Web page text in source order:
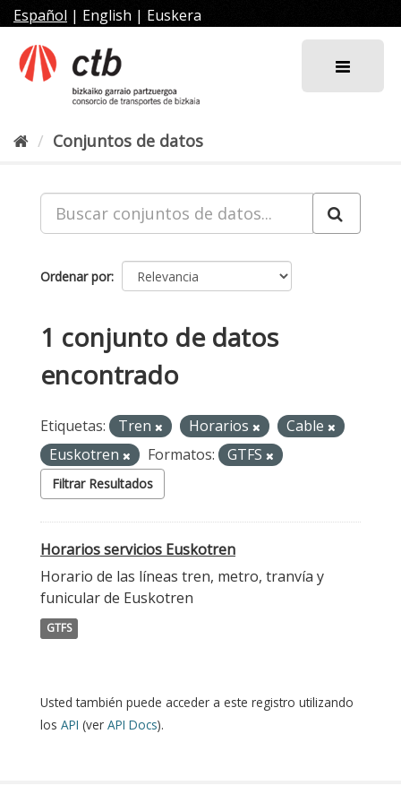
al
contenido
Español | English | Euskera
Conjuntos de datos
Ordenar por
1 conjunto de datos
encontrado
Etiquetas: Tren Horarios
Cable
Euskotren
Formatos: GTFS
Filtrar Resultados
Horarios servicios Euskotren
Horario de las líneas tren, metro, tranvía y
funicular de Euskotren
GTFS
Usted también puede acceder a este registro utilizando
los API (ver API Docs).